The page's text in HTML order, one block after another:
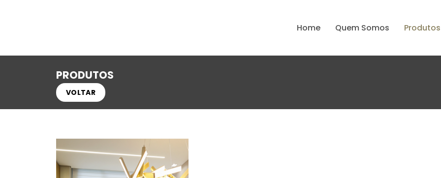
Home Quem Somos Produtos
PRODUTOS
VOLTAR